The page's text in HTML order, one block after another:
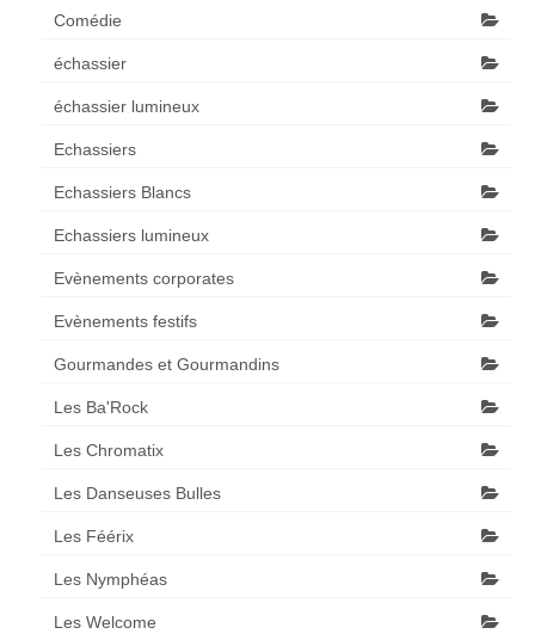
Comédie
échassier
échassier lumineux
Echassiers
Echassiers Blancs
Echassiers lumineux
Evènements corporates
Evènements festifs
Gourmandes et Gourmandins
Les Ba'Rock
Les Chromatix
Les Danseuses Bulles
Les Féérix
Les Nymphéas
Les Welcome